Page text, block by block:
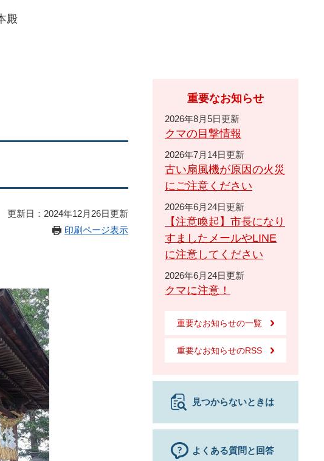
殿
更新日：2024年12月26日更新
印刷ページ表示
重要なお知らせ
2026年8月5日更新
クマの目撃情報
2026年7月14日更新
古い扇風機が原因の火災
にご注意ください
2026年6月24日更新
【注意喚起】市長になり
すましたメールやLINE
に注意してください
2026年6月24日更新
クマに注意！
重要なお知らせの一覧
重要なお知らせのRSS
見つからないときは
よくある質問と回答